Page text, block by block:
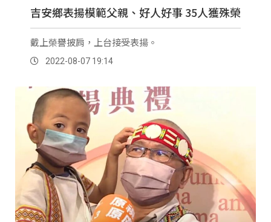
吉安鄉表揚模範父親、好人好事 35人獲殊榮
戴上榮譽披肩，上台接受表揚。
2022-08-07 19:14